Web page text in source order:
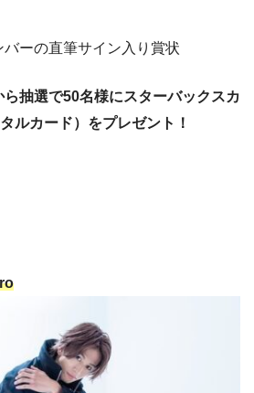
ーの直筆サイン入り賞状
抽選で50名様にスターバックスカ
ルカード）をプレゼント！